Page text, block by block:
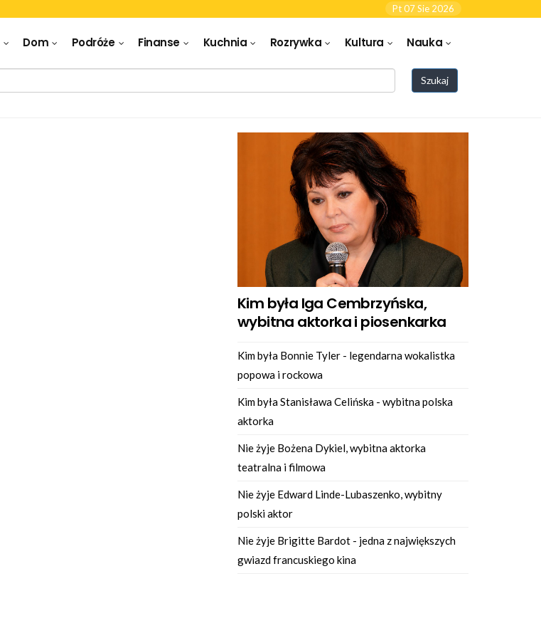
Pt 07 Sie 2026
Dom Podróże Finanse Kuchnia Rozrywka Kultura Nauka
Szukaj
Kim była Iga Cembrzyńska,
wybitna aktorka i piosenkarka
Kim była Bonnie Tyler - legendarna wokalistka
popowa i rockowa
Kim była Stanisława Celińska - wybitna polska
aktorka
Nie żyje Bożena Dykiel, wybitna aktorka
teatralna i filmowa
Nie żyje Edward Linde-Lubaszenko, wybitny
polski aktor
Nie żyje Brigitte Bardot - jedna z największych
gwiazd francuskiego kina